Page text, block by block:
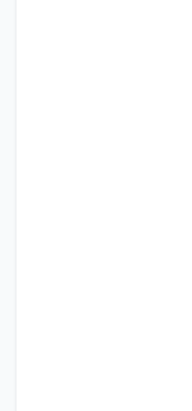
تهویه و گرمایش
سرد تولید شده
بیرون منتقل کند.
هوای مطلوب را در
محیط را به میزان
قابل استفاده می